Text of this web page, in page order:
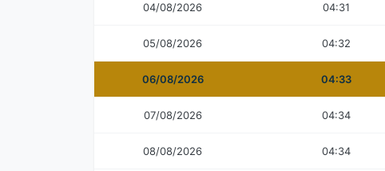
04/08/2026 04:31
05/08/2026 04:32
06/08/2026 04:33
07/08/2026 04:34
08/08/2026 04:34